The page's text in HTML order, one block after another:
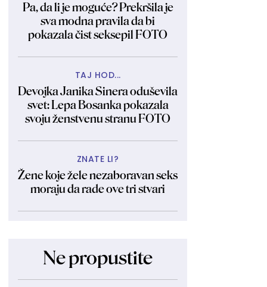
Pa, da li je moguće? Prekršila je
sva modna pravila da bi
pokazala čist seksepil FOTO
TAJ HOD...
Devojka Janika Sinera oduševila
svet: Lepa Bosanka pokazala
svoju ženstvenu stranu FOTO
ZNATE LI?
Žene koje žele nezaboravan seks
moraju da rade ove tri stvari
Ne propustite